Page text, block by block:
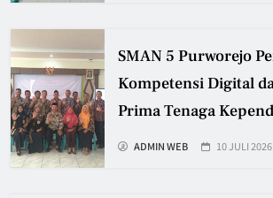
SMAN 5 Purworejo
Kompetensi Digital
Prima Tenaga
ADMIN WEB 10 JULI 2026